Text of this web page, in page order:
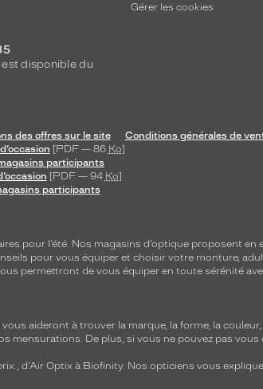
Gérer les cookies
disponible du
des offres sur le site
Conditions générales de
[PDF — 86 Ko]
participants
[PDF — 94 Ko]
participants
pour l’été. Nos magasins d’optique proposent
pour vous équiper et choisir votre monture,
permettront de vous équiper en toute sérénité
aideront à trouver la marque, la forme, la
De plus, si vous ne pouvez pas vous
, d’Air Optix à Biofinity. Nos opticiens vous